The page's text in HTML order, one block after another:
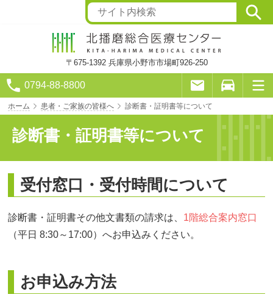
ホーム 患者・ご家族の皆様へ 診断書・証明書等について
診断書・証明書等について
受付窓口・受付時間について
診断書・証明書その他文書類の請求は、 1階総合案内窓口
（平日 8:30～17:00）へお申込みください。
お申込み方法
〒675-1392 兵庫県小野市市場町926-250
0794-88-8800